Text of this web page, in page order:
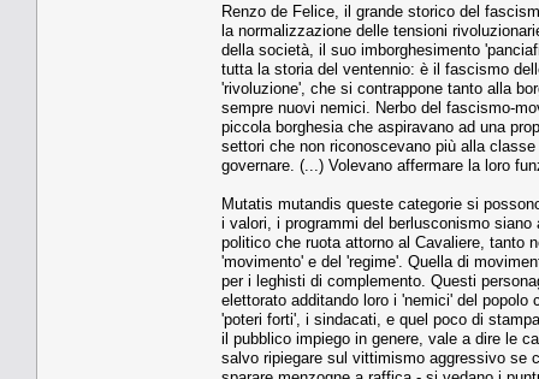
Renzo de Felice, il grande storico del
la normalizzazione delle tensioni
della società, il suo imborghesimento
tutta la storia del ventennio: è il fascismo
'rivoluzione', che si contrappone tanto alla
sempre nuovi nemici. Nerbo del fascismo-
piccola borghesia che aspiravano ad una
settori che non riconoscevano più alla
governare. (...) Volevano affermare la loro
Mutatis mutandis queste categorie si
i valori, i programmi del berlusconismo
politico che ruota attorno al Cavaliere, tanto
'movimento' e del 'regime'. Quella di
per i leghisti di complemento. Questi
elettorato additando loro i 'nemici' del
'poteri forti', i sindacati, e quel poco di
il pubblico impiego in genere, vale a dire le
salvo ripiegare sul vittimismo aggressivo se